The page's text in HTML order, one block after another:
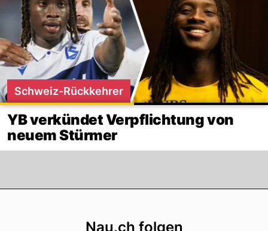
Schweiz-Rückkehrer
YB verkündet Verpflichtung von
neuem Stürmer
Nau.ch folgen